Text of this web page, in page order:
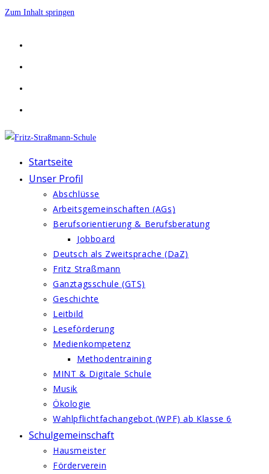
Zum Inhalt springen
Startseite
Unser Profil
Abschlüsse
Arbeitsgemeinschaften (AGs)
Berufsorientierung & Berufsberatung
Jobboard
Deutsch als Zweitsprache (DaZ)
Fritz Straßmann
Ganztagsschule (GTS)
Geschichte
Leitbild
Leseförderung
Medienkompetenz
Methodentraining
MINT & Digitale Schule
Musik
Ökologie
Wahlpflichtfachangebot (WPF) ab Klasse 6
Schulgemeinschaft
Hausmeister
Förderverein